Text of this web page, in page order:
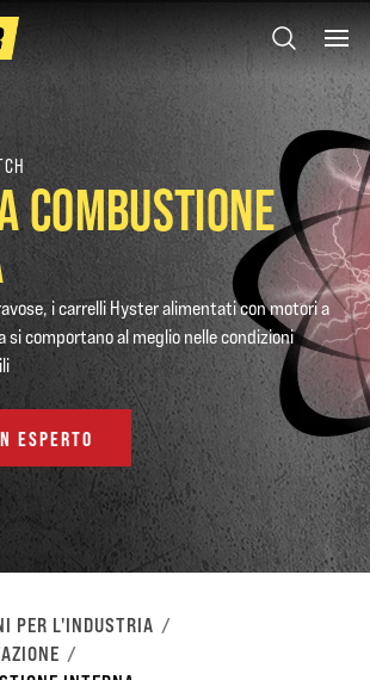
COMBUSTIONE
i carrelli Hyster alimentati con motori a
comportano al meglio nelle condizioni
ESPERTO
PER L'INDUSTRIA